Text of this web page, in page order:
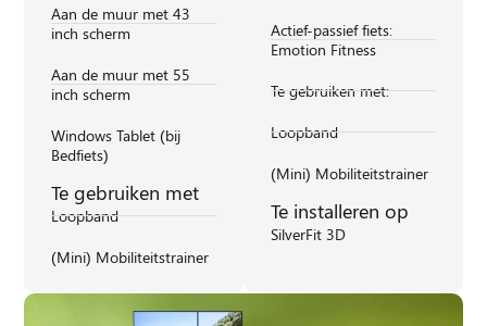
Aan de muur met 43
inch scherm
Aan de muur met 55
inch scherm
Windows Tablet (bij
Bedfiets)
Te gebruiken met
Loopband
(Mini) Mobiliteitstrainer
Actief-passief fiets:
Emotion Fitness
Te gebruiken met:
Loopband
(Mini) Mobiliteitstrainer
Te installeren op
SilverFit 3D